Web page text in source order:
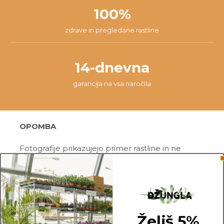
100%
zdrave in pregledane rastline
14-dnevna
garancija na vsa naročila
OPOMBA
Fotografije prikazujejo primer rastline in ne
dejanske rastline, ki jo naročite. Ker je vsaka
rastlina unikatna, so možne manjše variacije. Med
prikazano in kupljeno rastlino so lahko manjše
razlike v velikosti, variegaciji, številu listov, vej,
cvetov, itd …